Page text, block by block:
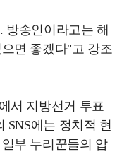
방송인이라고는 해
면 좋겠다"고 강조
서 지방선거 투표
SNS에는 정치적 현
부 누리꾼들의 압